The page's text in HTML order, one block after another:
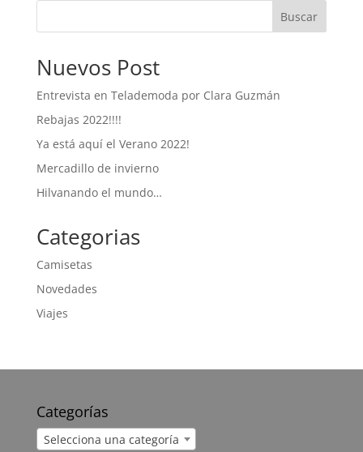
Buscar
Nuevos Post
Entrevista en Telademoda por Clara Guzmán
Rebajas 2022!!!!
Ya está aquí el Verano 2022!
Mercadillo de invierno
Hilvanando el mundo…
Categorias
Camisetas
Novedades
Viajes
Categorías
Selecciona una categoría